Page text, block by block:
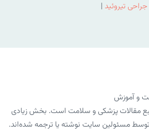
جراحی تیروئید |
و آموزش
مقالات پزشکی و سلامت است. بخش زیادی
مسئولین سایت نوشته یا ترجمه شده‌اند.